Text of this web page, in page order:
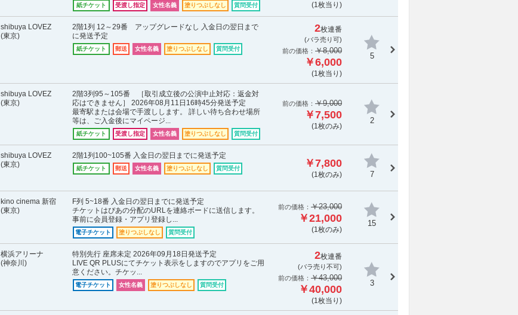
紙チケット 受渡し指定 女性名義 塗りつぶしなし 質問受付 (1枚当り)
shibuya LOVEZ
(東京)
2階1列 12～29番 アップグレードなし 入金日の翌日まで
に発送予定
紙チケット 郵送 女性名義 塗りつぶしなし 質問受付
2枚連番
(バラ売り可)
前の価格： ￥8,000
￥6,000
(1枚当り)
5
shibuya LOVEZ
(東京)
2階3列95～105番 ［取引成立後の公演中止対応：返金対
応はできません］ 2026年08月11日16時45分発送予定
最寄駅または会場で手渡しします。 詳しい待ち合わせ場所
等は、ご入金後にマイページ...
紙チケット 受渡し指定 女性名義 塗りつぶしなし 質問受付
前の価格： ￥9,000
￥7,500
(1枚のみ)
2
shibuya LOVEZ
(東京)
2階1列100~105番 入金日の翌日までに発送予定
紙チケット 郵送 女性名義 塗りつぶしなし 質問受付 ￥7,800
(1枚のみ) 7
kino cinema 新宿
(東京)
F列 5~18番 入金日の翌日までに発送予定
チケットはぴあの分配のURLを連絡ボードに送信します。
事前に会員登録・アプリ登録し...
電子チケット 塗りつぶしなし 質問受付
前の価格： ￥23,000
￥21,000
(1枚のみ)
15
横浜アリーナ
(神奈川)
特別先行 座席未定 2026年09月18日発送予定
LIVE QR PLUSにてチケット表示をしますのでアプリをご用
意ください。チケッ...
電子チケット 女性名義 塗りつぶしなし 質問受付
2枚連番
(バラ売り不可)
前の価格： ￥43,000
￥40,000
(1枚当り)
3